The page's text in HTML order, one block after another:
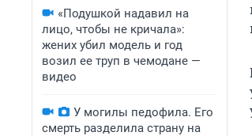
«Подушкой надавил на
лицо, чтобы не кричала»:
жених убил модель и год
возил ее труп в чемодане —
видео
У могилы педофила. Его
смерть разделила страну на